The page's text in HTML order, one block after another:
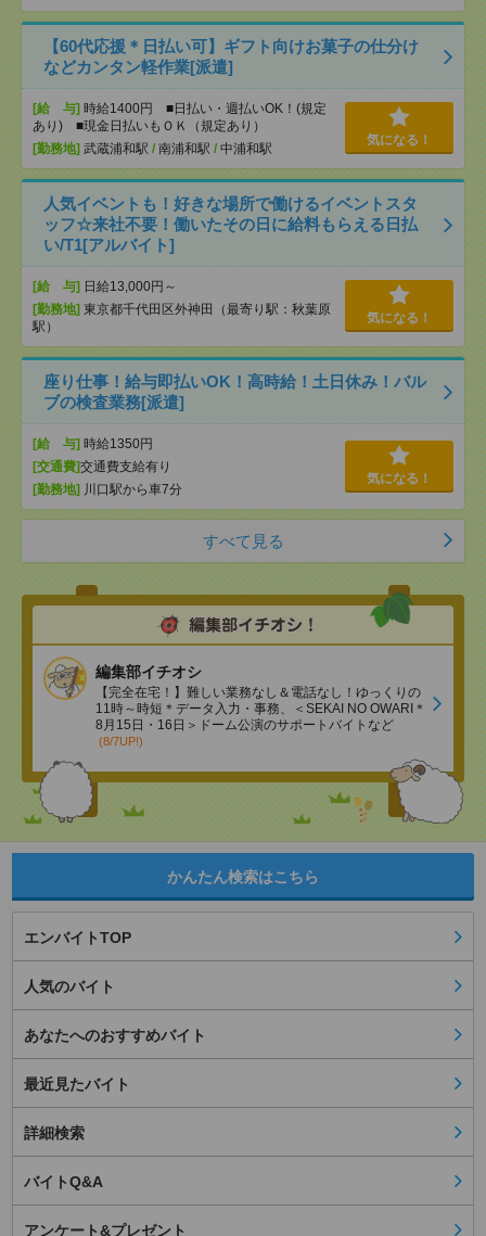
【60代応援＊日払い可】ギフト向けお菓子の仕分け
などカンタン軽作業[派遣]
[給 与] 時給1400円 ■日払い・週払いOK！(規定
あり) ■現金日払いもＯＫ（規定あり）
[勤務地] 武蔵浦和駅 / 南浦和駅 / 中浦和駅
気になる！
人気イベントも！好きな場所で働けるイベントスタ
ッフ☆来社不要！働いたその日に給料もらえる日払
い/T1[アルバイト]
[給 与] 日給13,000円～
[勤務地] 東京都千代田区外神田（最寄り駅：秋葉原
駅）
気になる！
座り仕事！給与即払いOK！高時給！土日休み！バル
ブの検査業務[派遣]
[給 与] 時給1350円
[交通費]交通費支給有り
[勤務地] 川口駅から車7分
気になる！
すべて見る
編集部イチオシ
【完全在宅！】難しい業務なし＆電話なし！ゆっくりの
11時～時短＊データ入力・事務、＜SEKAI NO OWARI＊
8月15日・16日＞ドーム公演のサポートバイトなど
(8/7UP!)
かんたん検索はこちら
エンバイトTOP
人気のバイト
あなたへのおすすめバイト
最近見たバイト
詳細検索
バイトQ&A
アンケート&プレゼント